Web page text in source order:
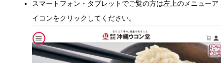
スマートフォン・タブレットでご覧の方は左上のメニューア
イコンをクリックしてください。